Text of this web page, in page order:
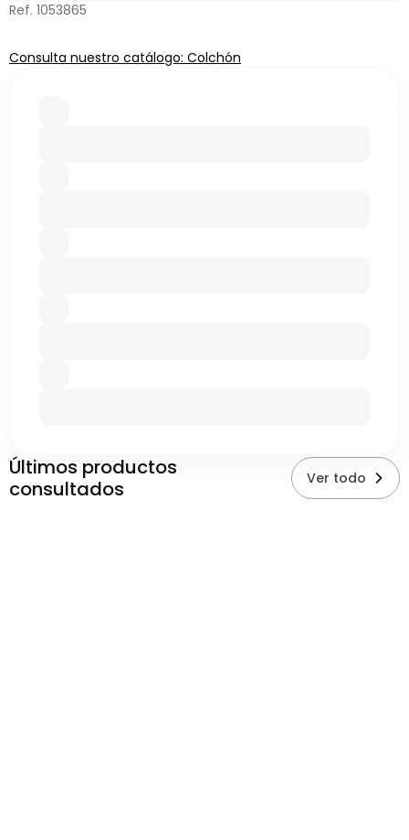
Ref. 1053865
Consulta nuestro catálogo: Colchón
Últimos productos
consultados
Ver todo